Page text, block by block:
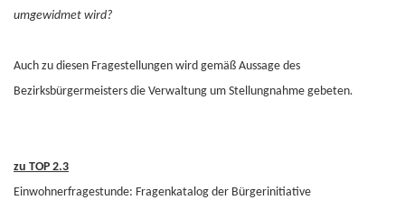
umgewidmet wird?
Auch zu diesen Fragestellungen wird gemäß Aussage des
Bezirksbürgermeisters die Verwaltung um Stellungnahme gebeten.
zu TOP 2.3
Einwohnerfragestunde: Fragenkatalog der Bürgerinitiative